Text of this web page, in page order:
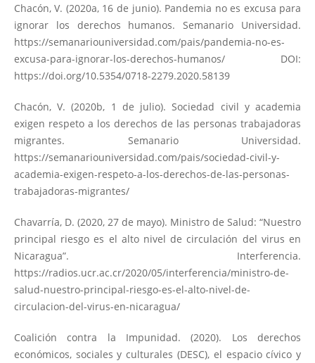
Chacón, V. (2020a, 16 de junio). Pandemia no es excusa para
ignorar los derechos humanos. Semanario Universidad.
https://semanariouniversidad.com/pais/pandemia-no-es-
excusa-para-ignorar-los-derechos-humanos/DOI:
https://doi.org/10.5354/0718-2279.2020.58139
Chacón, V. (2020b, 1 de julio). Sociedad civil y academia
exigen respeto a los derechos de las personas trabajadoras
migrantes. Semanario Universidad.
https://semanariouniversidad.com/pais/sociedad-civil-y-
academia-exigen-respeto-a-los-derechos-de-las-personas-
trabajadoras-migrantes/
Chavarría, D. (2020, 27 de mayo). Ministro de Salud: “Nuestro
principal riesgo es el alto nivel de circulación del virus en
Nicaragua”. Interferencia.
https://radios.ucr.ac.cr/2020/05/interferencia/ministro-de-
salud-nuestro-principal-riesgo-es-el-alto-nivel-de-
circulacion-del-virus-en-nicaragua/
Coalición contra la Impunidad. (2020). Los derechos
económicos, sociales y culturales (DESC), el espacio cívico y